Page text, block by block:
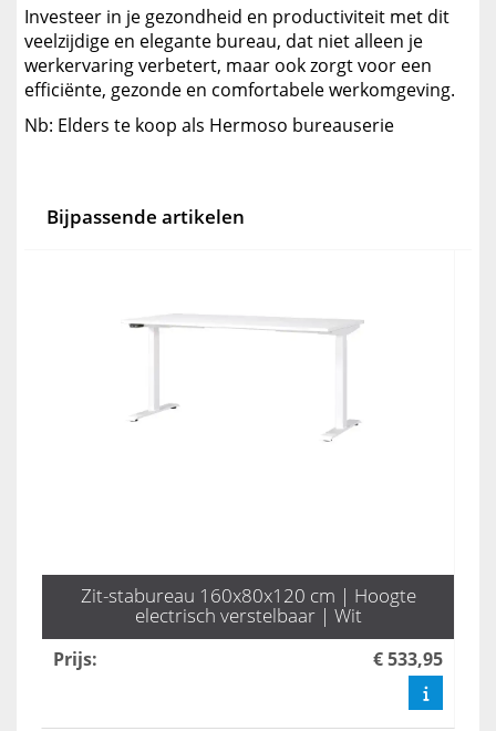
Investeer in je gezondheid en productiviteit met dit
veelzijdige en elegante bureau, dat niet alleen je
werkervaring verbetert, maar ook zorgt voor een
efficiënte, gezonde en comfortabele werkomgeving.
Nb: Elders te koop als Hermoso bureauserie
Bijpassende artikelen
Zit-stabureau 160x80x120 cm | Hoogte
electrisch verstelbaar | Wit
Prijs: € 533,95